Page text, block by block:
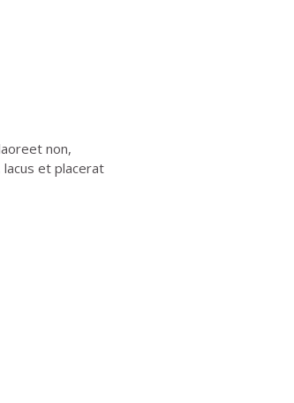
non,
lacus et placerat